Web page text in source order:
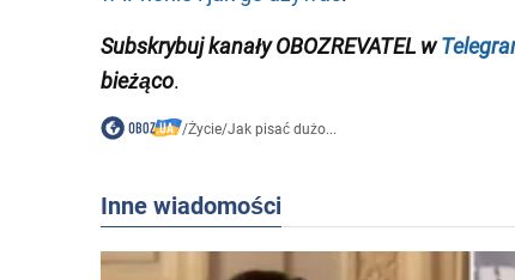
Subskrybuj kanały OBOZREVATEL w
bieżąco.
/Życie/Jak pisać dużo...
Inne wiadomości